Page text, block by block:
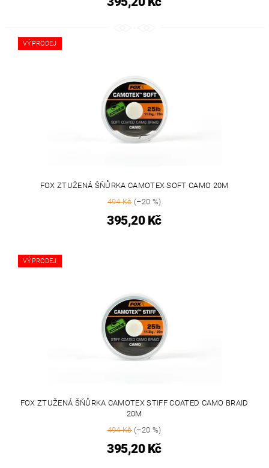
VÝPRODEJ
FOX ZTUŽENÁ ŠŇŮRKA CAMOTEX SOFT CAMO 20M
494 Kč(–20 %)
395,20 Kč
VÝPRODEJ
FOX ZTUŽENÁ ŠŇŮRKA CAMOTEX STIFF COATED CAMO BRAID
20M
494 Kč(–20 %)
395,20 Kč